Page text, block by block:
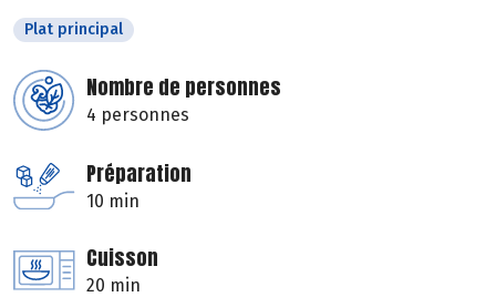
Plat principal
Nombre de personnes
4 personnes
Préparation
10 min
Cuisson
20 min